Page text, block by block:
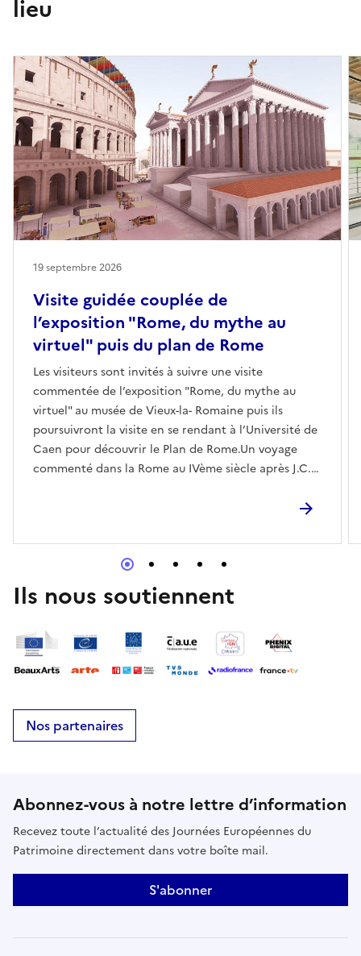
lieu
Visite guidée couplée de
l’exposition "Rome, du mythe au
virtuel" puis du plan de Rome
Les visiteurs sont invités à suivre une visite
commentée de l’exposition "Rome, du mythe au
virtuel" au musée de Vieux-la- Romaine puis ils
poursuivront la visite en se rendant à l’Université de
Caen pour découvrir le Plan de Rome.Un voyage
commenté dans la Rome au IVème siècle après J.C.
Rome.Trajet à prévoir après la visite de l'exposition
Gratuité au musée, au Plan de Rome uniquement par
chèque ou par CB : 6€ par adulte et par
19 septembre 2026
Ils nous soutiennent
Nos partenaires
Abonnez-vous à notre lettre d’information
Recevez toute l’actualité des Journées Européennes du
Patrimoine directement dans votre boîte mail.
S'abonner